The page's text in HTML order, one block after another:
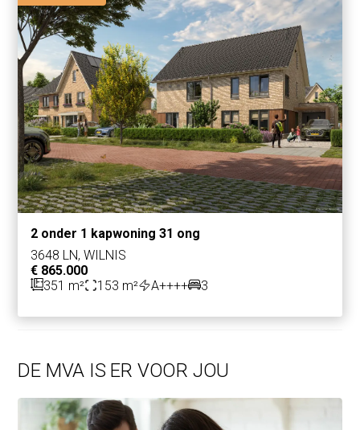
2 onder 1 kapwoning 31 ong
3648 LN, WILNIS
€ 865.000
351 m²
153 m² A++++ 3
DE MVA IS ER VOOR JOU